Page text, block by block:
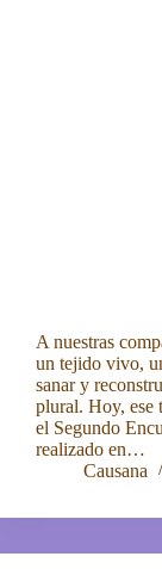
A nuestras
un tejido vivo,
sanar y
plural. Hoy, ese
el Segundo
realizado en…
Causana